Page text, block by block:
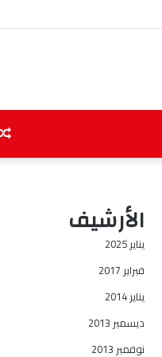
الأرشيف
يناير 2025
فبراير 2017
يناير 2014
ديسمبر 2013
نوفمبر 2013